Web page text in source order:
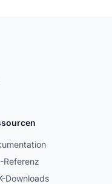
Referenz
Downloads